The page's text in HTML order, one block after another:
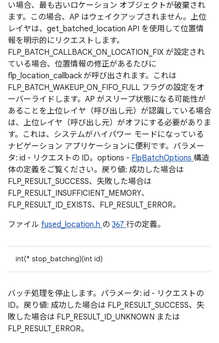
い場合、最も古いロケーション オブジェクトが破棄され
ます。この場合、AP はウェイクアップされません。上位
レイヤは、get_batched_location API を使用して位置情
報を明示的にリクエストします。
FLP_BATCH_CALLBACK_ON_LOCATION_FIX が設定され
ている場合、位置情報の修正があるたびに
flp_location_callback が呼び出されます。これは
FLP_BATCH_WAKEUP_ON_FIFO_FULL フラグの設定をオ
ーバーライドします。AP がスリープ状態になる可能性が
あることを上位レイヤ（呼び出し元）が認識している場合
は、上位レイヤ（呼び出し元）がオフにする必要がありま
す。これは、システムがハイパワー モードになっている
ナビゲーション アプリケーションに便利です。パラメー
タ: id - リクエストの ID。options - FlpBatchOptions 構造
体の定義をご覧ください。戻り値: 成功した場合は
FLP_RESULT_SUCCESS、失敗した場合は
FLP_RESULT_INSUFFICIENT_MEMORY、
FLP_RESULT_ID_EXISTS、FLP_RESULT_ERROR。
ファイル fused_location.h の 367 行の定義。
int(* stop_batching)(int id)
バッチ処理を停止します。パラメータ: id - リクエストの
ID。戻り値: 成功した場合は FLP_RESULT_SUCCESS、失
敗した場合は FLP_RESULT_ID_UNKNOWN または
FLP_RESULT_ERROR。